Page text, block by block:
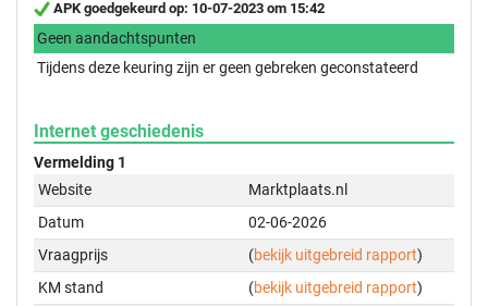
APK goedgekeurd op: 10-07-2023 om 15:42
Geen aandachtspunten
Tijdens deze keuring zijn er geen gebreken geconstateerd
Internet geschiedenis
Vermelding 1
Website
Marktplaats.nl
Datum
02-06-2026
Vraagprijs
(bekijk uitgebreid rapport)
KM stand
(bekijk uitgebreid rapport)